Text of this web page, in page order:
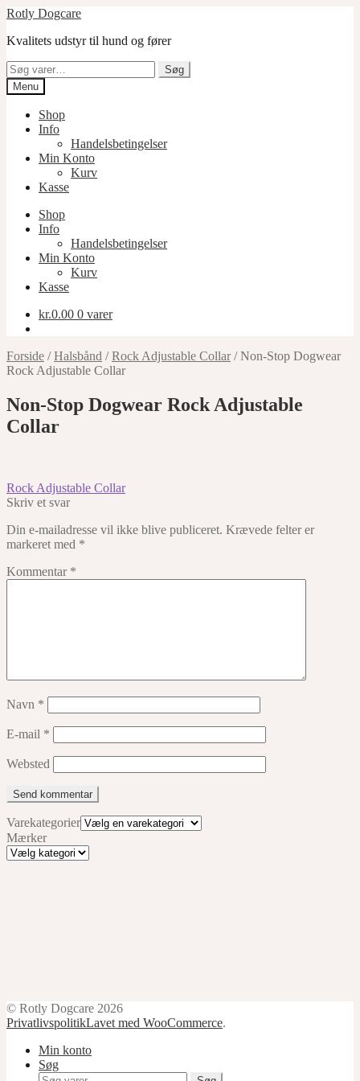
Spring
navigation
Spring
indhold
Rotly Dogcare
Kvalitets udstyr til hund og fører
Søg
efter:
Søg
Menu
Shop
Info
Handelsbetingelser
Min Konto
Kurv
Kasse
Shop
Info
Handelsbetingelser
Min Konto
Kurv
Kasse
kr.0.00 0 varer
Forside /Halsbånd /Rock Adjustable Collar/Non-Stop Dogwear
Rock Adjustable Collar
Non-Stop Dogwear Rock Adjustable
Collar
Indlægsnavigation
Forrige
indlæg:
Rock Adjustable Collar
Skriv et svar
Din e-mailadresse vil ikke blive publiceret. Krævede felter er
markeret med *
Kommentar *
Navn *
E-mail *
Websted
Varekategorier
Mærker
Mærker
© Rotly Dogcare 2026
PrivatlivspolitikLavet med WooCommerce.
Min konto
Søg
Søg